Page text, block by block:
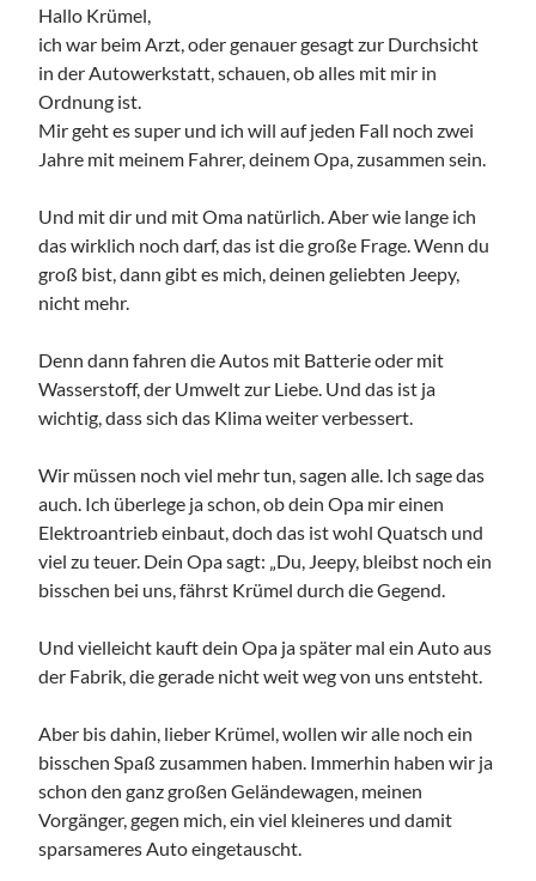
Hallo Krümel,
ich war beim Arzt, oder genauer gesagt zur Durchsicht
in der Autowerkstatt, schauen, ob alles mit mir in
Ordnung ist.
Mir geht es super und ich will auf jeden Fall noch zwei
Jahre mit meinem Fahrer, deinem Opa, zusammen sein.
Und mit dir und mit Oma natürlich. Aber wie lange ich
das wirklich noch darf, das ist die große Frage. Wenn du
groß bist, dann gibt es mich, deinen geliebten Jeepy,
nicht mehr.
Denn dann fahren die Autos mit Batterie oder mit
Wasserstoff, der Umwelt zur Liebe. Und das ist ja
wichtig, dass sich das Klima weiter verbessert.
Wir müssen noch viel mehr tun, sagen alle. Ich sage das
auch. Ich überlege ja schon, ob dein Opa mir einen
Elektroantrieb einbaut, doch das ist wohl Quatsch und
viel zu teuer. Dein Opa sagt: „Du, Jeepy, bleibst noch ein
bisschen bei uns, fährst Krümel durch die Gegend.
Und vielleicht kauft dein Opa ja später mal ein Auto aus
der Fabrik, die gerade nicht weit weg von uns entsteht.
Aber bis dahin, lieber Krümel, wollen wir alle noch ein
bisschen Spaß zusammen haben. Immerhin haben wir ja
schon den ganz großen Geländewagen, meinen
Vorgänger, gegen mich, ein viel kleineres und damit
sparsameres Auto eingetauscht.